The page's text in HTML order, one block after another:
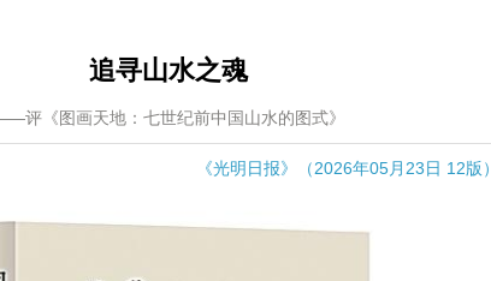
追寻山水之魂
评《图画天地：七世纪前中国山水的图式》
《光明日报》（2026年05月23日 12版）